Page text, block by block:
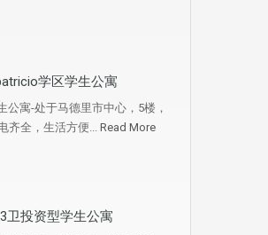
学区学生公寓
公寓-处于马德里市中心，5楼，
齐全，生活方便... Read More
卫投资型学生公寓